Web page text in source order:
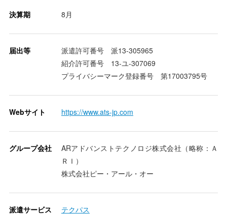
決算期 8月
届出等
派遣許可番号 派13-305965
紹介許可番号 13-ユ-307069
プライバシーマーク登録番号 第17003795号
Webサイト https://www.ats-jp.com
グループ会社
ARアドバンストテクノロジ株式会社（略称：Ａ
ＲＩ）
株式会社ピー・アール・オー
派遣サービス
テクパス